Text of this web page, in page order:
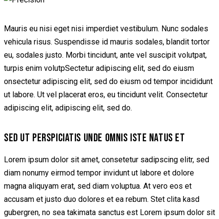
Mauris eu nisi eget nisi imperdiet vestibulum. Nunc sodales
vehicula risus. Suspendisse id mauris sodales, blandit tortor
eu, sodales justo. Morbi tincidunt, ante vel suscipit volutpat,
turpis enim volutpSectetur adipiscing elit, sed do eiusm
onsectetur adipiscing elit, sed do eiusm od tempor incididunt
ut labore. Ut vel placerat eros, eu tincidunt velit. Consectetur
adipiscing elit, adipiscing elit, sed do.
SED UT PERSPICIATIS UNDE OMNIS ISTE NATUS ET
Lorem ipsum dolor sit amet, consetetur sadipscing elitr, sed
diam nonumy eirmod tempor invidunt ut labore et dolore
magna aliquyam erat, sed diam voluptua. At vero eos et
accusam et justo duo dolores et ea rebum. Stet clita kasd
gubergren, no sea takimata sanctus est Lorem ipsum dolor sit